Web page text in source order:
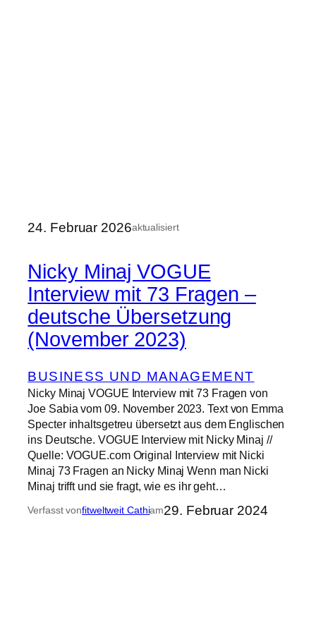
24. Februar 2026aktualisiert
Nicky Minaj VOGUE
Interview mit 73 Fragen –
deutsche Übersetzung
(November 2023)
BUSINESS UND MANAGEMENT
Nicky Minaj VOGUE Interview mit 73 Fragen von
Joe Sabia vom 09. November 2023. Text von Emma
Specter inhaltsgetreu übersetzt aus dem Englischen
ins Deutsche. VOGUE Interview mit Nicky Minaj //
Quelle: VOGUE.com Original Interview mit Nicki
Minaj 73 Fragen an Nicky Minaj Wenn man Nicki
Minaj trifft und sie fragt, wie es ihr geht…
Verfasst vonfitweltweit Cathiam29. Februar 2024